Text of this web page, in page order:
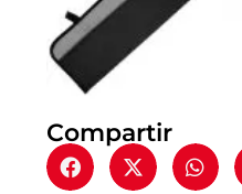
Compartir